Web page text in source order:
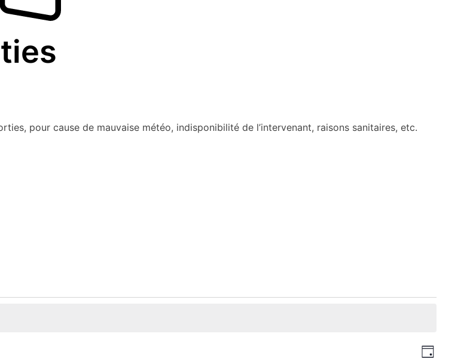
pour cause de mauvaise météo, indisponibilité de l’intervenant, raisons sanitaires, etc.